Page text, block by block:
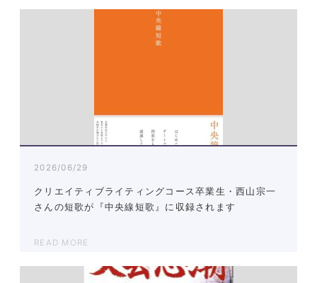
2026/06/29
クリエイティブライティングコース卒業生・西山宗一
さんの短歌が『中央線短歌』に収録されます
READ MORE